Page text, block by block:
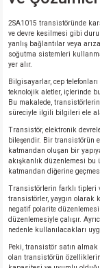
2SA1015 transistöründe
ve devre kesilmesi gibi
yanlış bağlantılar veya
soğutma sistemleri
yer alır.
Bilgisayarlar, cep
teknolojik aletler, içlerinde
Bu makalede,
süreciyle ilgili bilgileri ele
Transistör, elektronik
bileşendir. Bir transistörün
katmandan oluşan bir
akışkanlık düzenlemesi bu
katmandan diğerine
Transistörlerin farklı tipleri
transistörler, yaygın olarak
negatif polarite
düzenlemesiyle çalışır.
nedenle kullanılacakları
Peki, transistör satın
olan transistörün